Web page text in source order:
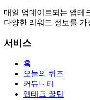
매일 업데이트되는 앱테
다양한 리워드 정보를
서비스
홈
오늘의 퀴즈
커뮤니티
앱테크 꿀팁